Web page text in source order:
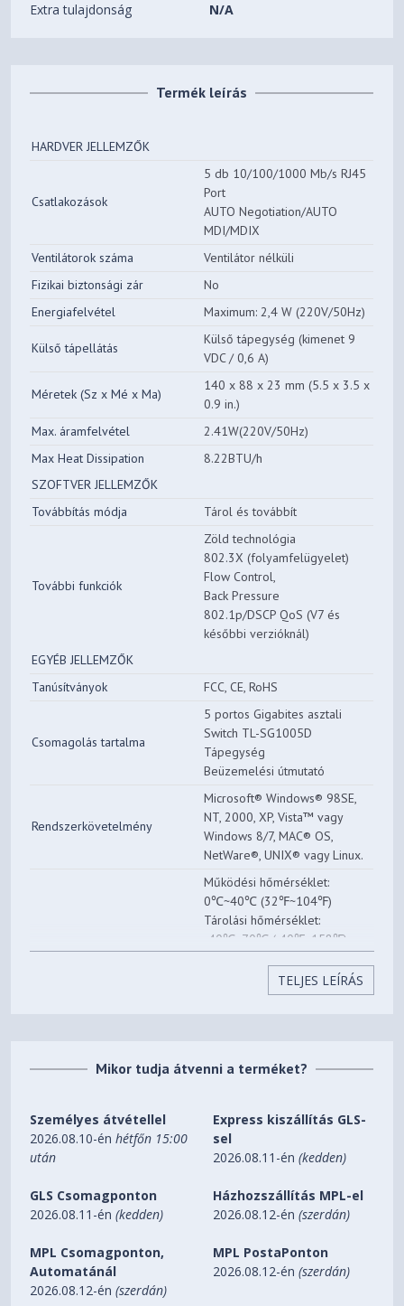
Extra tulajdonság N/A
Termék leírás
HARDVER JELLEMZŐK
Csatlakozások
5 db 10/100/1000 Mb/s RJ45
Port
AUTO Negotiation/AUTO
MDI/MDIX
Ventilátorok száma
Ventilátor nélküli
Fizikai biztonsági zár
No
Energiafelvétel
Maximum: 2,4 W (220V/50Hz)
Külső tápellátás
Külső tápegység (kimenet 9
VDC / 0,6 A)
Méretek (Sz x Mé x Ma)
140 x 88 x 23 mm (5.5 x 3.5 x
0.9 in.)
Max. áramfelvétel
2.41W(220V/50Hz)
Max Heat Dissipation
8.22BTU/h
SZOFTVER JELLEMZŐK
Továbbítás módja
Tárol és továbbít
További funkciók
Zöld technológia
802.3X (folyamfelügyelet)
Flow Control,
Back Pressure
802.1p/DSCP QoS (V7 és
későbbi verzióknál)
EGYÉB JELLEMZŐK
Tanúsítványok
FCC, CE, RoHS
Csomagolás tartalma
5 portos Gigabites asztali
Switch TL-SG1005D
Tápegység
Beüzemelési útmutató
Rendszerkövetelmény
Microsoft® Windows® 98SE,
NT, 2000, XP, Vista™ vagy
Windows 8/7, MAC® OS,
NetWare®, UNIX® vagy Linux.
Működési hőmérséklet:
0℃~40℃ (32℉~104℉)
Tárolási hőmérséklet:
-40℃~70℃ (-40℉~158℉)
10%~90% változatlan
halmazállapot
TELJES LEÍRÁS
Mikor tudja átvenni a terméket?
Személyes átvétellel
2026.08.10-énhétfőn 15:00
után
Express kiszállítás GLS-
sel
2026.08.11-én(kedden)
GLS Csomagponton
2026.08.11-én(kedden)
Házhozszállítás MPL-el
2026.08.12-én(szerdán)
MPL Csomagponton,
Automatánál
2026.08.12-én(szerdán)
MPL PostaPonton
2026.08.12-én(szerdán)